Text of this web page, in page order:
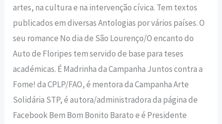
artes, na cultura e na intervenção cívica. Tem textos
publicados em diversas Antologias por vários países. O
seu romance No dia de São Lourenço/O encanto do
Auto de Floripes tem servido de base para teses
académicas. É Madrinha da Campanha Juntos contra a
Fome! da CPLP/FAO, é mentora da Campanha Arte
Solidária STP, é autora/administradora da página de
Facebook Bem Bom Bonito Barato e é Presidente